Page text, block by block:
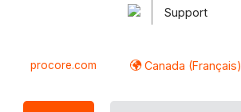
Support
procore.com Canada (Français)